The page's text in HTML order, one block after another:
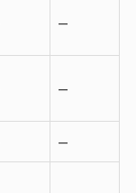
–
–
–